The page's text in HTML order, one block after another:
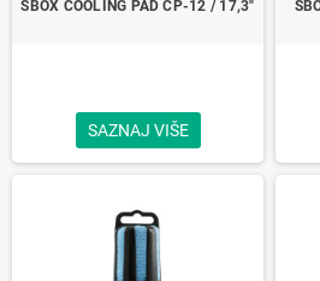
SBOX COOLING PAD CP-12 / 17,3"
SAZNAJ VIŠE